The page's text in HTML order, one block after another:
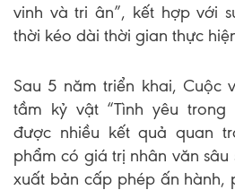
vinh và tri ân”, kết hợp với
thời kéo dài thời gian thực
Sau 5 năm triển khai, Cuộc
tầm kỷ vật “Tình yêu trong
được nhiều kết quả quan
phẩm có giá trị nhân văn
xuất bản cấp phép ấn hành,